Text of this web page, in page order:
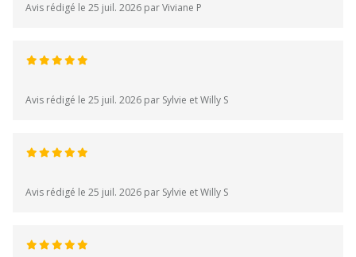
Avis rédigé le 25 juil. 2026 par Viviane P
Avis rédigé le 25 juil. 2026 par Sylvie et Willy S
Avis rédigé le 25 juil. 2026 par Sylvie et Willy S